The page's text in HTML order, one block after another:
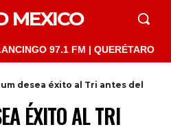
MEXICO
97.1 FM | QUERÉTARO 103.1
desea éxito al Tri antes del
ÉXITO AL TRI